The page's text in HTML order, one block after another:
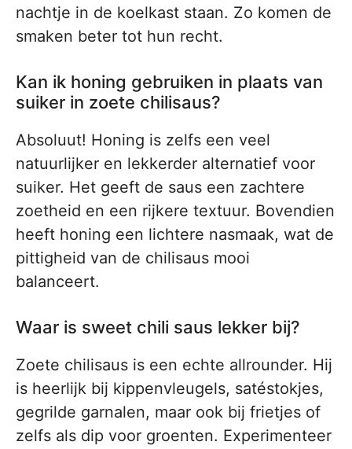
nachtje in de koelkast staan. Zo komen de
smaken beter tot hun recht.
Kan ik honing gebruiken in plaats van
suiker in zoete chilisaus?
Absoluut! Honing is zelfs een veel
natuurlijker en lekkerder alternatief voor
suiker. Het geeft de saus een zachtere
zoetheid en een rijkere textuur. Bovendien
heeft honing een lichtere nasmaak, wat de
pittigheid van de chilisaus mooi
balanceert.
Waar is sweet chili saus lekker bij?
Zoete chilisaus is een echte allrounder. Hij
is heerlijk bij kippenvleugels, satéstokjes,
gegrilde garnalen, maar ook bij frietjes of
zelfs als dip voor groenten. Experimenteer